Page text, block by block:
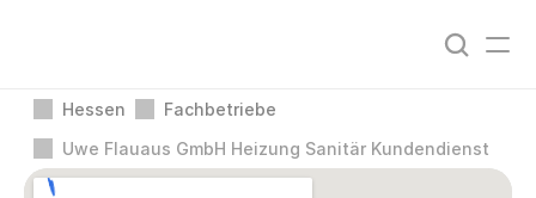
Hessen
Fachbetriebe
Uwe Flauaus GmbH Heizung Sanitär Kundendienst